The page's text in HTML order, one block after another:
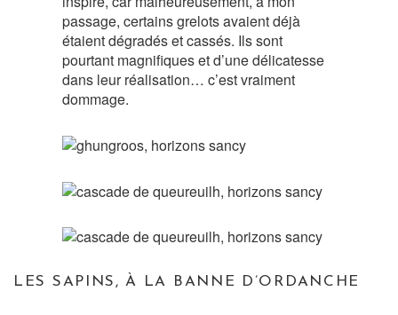
passage, certains grelots avaient déjà
étaient dégradés et cassés. Ils sont
pourtant magnifiques et d’une délicatesse
dans leur réalisation… c’est vraiment
dommage.
LES SAPINS, À LA BANNE D’ORDANCHE